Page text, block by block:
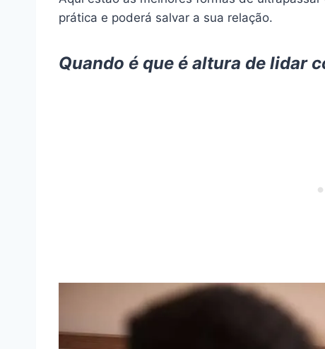
prática e poderá salvar a sua relação.
Quando é que é altura de lidar